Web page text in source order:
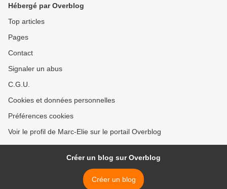
Hébergé par Overblog
Top articles
Pages
Contact
Signaler un abus
C.G.U.
Cookies et données personnelles
Préférences cookies
Voir le profil de Marc-Elie sur le portail Overblog
Créer un blog sur Overblog
Créer un blog